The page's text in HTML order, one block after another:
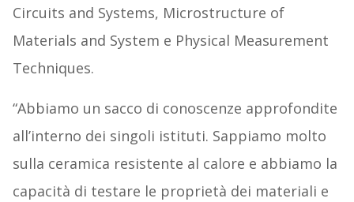
Circuits and Systems, Microstructure of
Materials and System e Physical Measurement
Techniques.
“Abbiamo un sacco di conoscenze approfondite
all’interno dei singoli istituti. Sappiamo molto
sulla ceramica resistente al calore e abbiamo la
capacità di testare le proprietà dei materiali e